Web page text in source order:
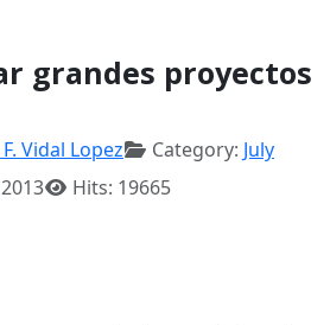
grandes proyectos
Vidal Lopez Category: July
Hits: 19665